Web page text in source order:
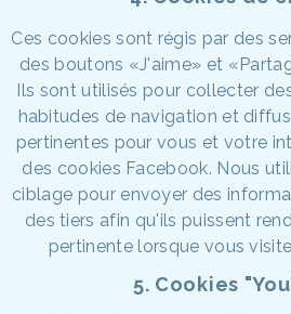
Ces cookies sont régis par des
des boutons «J'aime» et
Ils sont utilisés pour collecter
habitudes de navigation et
pertinentes pour vous et votre
des cookies Facebook. Nous
ciblage pour envoyer des
des tiers afin qu'ils puissent
pertinente lorsque vous
5. Cookies